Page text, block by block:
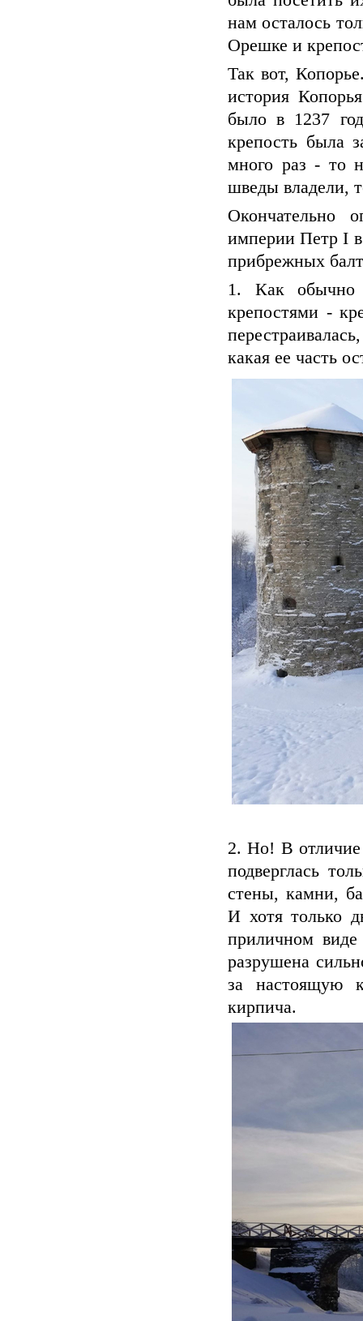
нам осталось
Орешке и
Так вот,
история
было в 1237
крепость была
много раз - то
шведы владели,
Окончательно
империи Петр I
прибрежных
1. Как обычно
крепостями -
какая ее часть
2. Но! В отличие
подверглась
стены, камни,
И хотя только
приличном
разрушена
за настоящую
кирпича.